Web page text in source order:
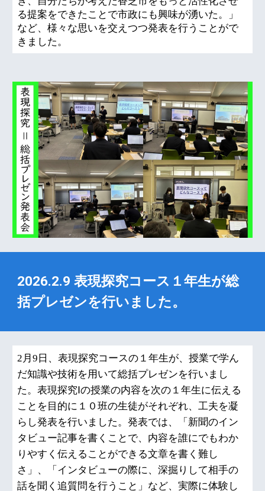
る提案をできたことで市政にも興味が湧いた。」
など、様々な思いを交えつつ発表を行うことがで
きました。
2026.2.9 表現探究コース１年生が総
括プレゼンを行いました。
2月9日、表現探究コースの１年生が、授業で学ん
だ知識や技術を用いて総括プレゼンを行いまし
た。表現探究Ⅰの授業の内容を次の１年生に伝える
ことを目的に１０班の生徒がそれぞれ、工夫を凝
らし発表を行いました。発表では、「新聞のイン
タビュー記事を書くことで、内容を誰にでもわか
りやすく伝えることができる文章を書く難し
さ」、「インタビューの際に、深掘りして相手の
話を聞く追質問を行うこと」など、実際に体験し